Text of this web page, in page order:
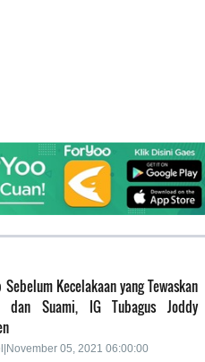
Kecelakaan yang Tewaskan
dan Suami, IG Tubagus Joddy
05, 2021 06:00:00